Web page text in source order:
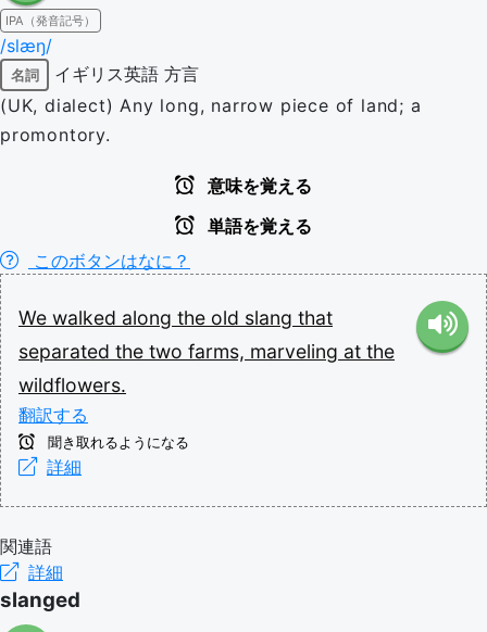
IPA（発音記号）
/slæŋ/
名詞 イギリス英語 方言
(UK, dialect) Any long, narrow piece of land; a
promontory.
意味を覚える
単語を覚える
このボタンはなに？
We walked along the old slang that
separated the two farms, marveling at the
wildflowers.
翻訳する
聞き取れるようになる
詳細
関連語
詳細
slanged